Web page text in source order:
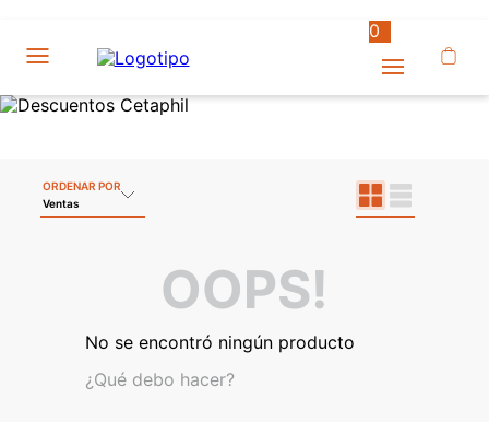
0
ORDENAR POR
Ventas
OOPS!
No se encontró ningún producto
¿Qué debo hacer?